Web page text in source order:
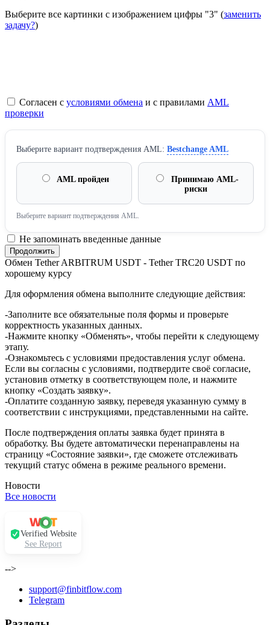
Выберите все картинки с изображением цифры "3" (заменить
задачу?)
Согласен с условиями обмена и с правилами AML
проверки
Выберите вариант подтверждения AML: Bestchange AML
AML пройден
Принимаю AML-
риски
Выберите вариант подтверждения AML.
Не запоминать введенные данные
Обмен Tether ARBITRUM USDT - Tether TRC20 USDT по
хорошему курсу
Для оформления обмена выполните следующие действия:
-Заполните все обязательные поля формы и проверьте
корректность указанных данных.
-Нажмите кнопку «Обменять», чтобы перейти к следующему
этапу.
-Ознакомьтесь с условиями предоставления услуг обмена.
Если вы согласны с условиями, подтвердите своё согласие,
установив отметку в соответствующем поле, и нажмите
кнопку «Создать заявку».
-Оплатите созданную заявку, переведя указанную сумму в
соответствии с инструкциями, представленными на сайте.
После подтверждения оплаты заявка будет принята в
обработку. Вы будете автоматически перенаправлены на
страницу «Состояние заявки», где сможете отслеживать
текущий статус обмена в режиме реального времени.
Новости
Все новости
Verified Website
See Report
-->
support@finbitflow.com
Telegram